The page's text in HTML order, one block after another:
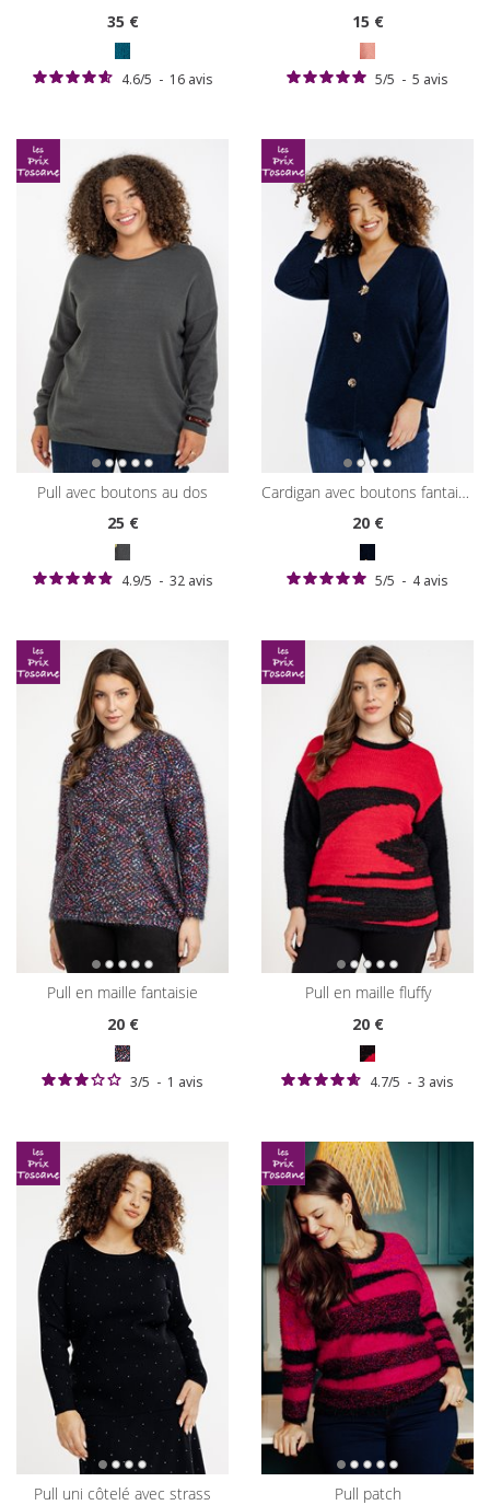
35€
4.6/5 - 16 avis
15€
5/5 - 5 avis
pull avec boutons au dos
25€
4.9/5 - 32 avis
cardigan avec boutons fantaisies
20€
5/5 - 4 avis
pull en maille fantaisie
20€
3/5 - 1 avis
pull en maille fluffy
20€
4.7/5 - 3 avis
pull uni côtelé avec strass
pull patch